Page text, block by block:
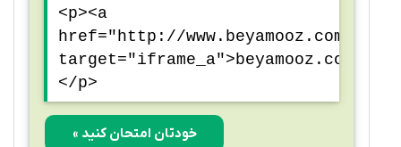
<p><a
href="http://www.beyamooz.com"
target="iframe_a">beyamooz.com</a>
</p>
خودتان امتحان کنید »